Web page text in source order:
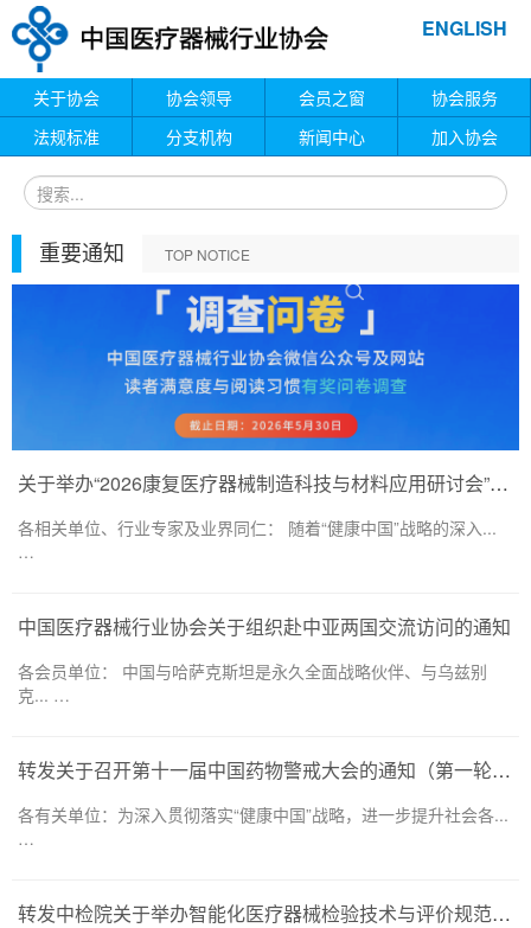
ENGLISH
关于协会 协会领导 会员之窗
协会服务
法规标准
分支机构 新闻中心 加入协会
重要通知 TOP NOTICE
关于举办“2026康复医疗器械制造科技与材料应用研讨会”的通知
各相关单位、行业专家及业界同仁： 随着“健康中国”战略的深入...
…
中国医疗器械行业协会关于组织赴中亚两国交流访问的通知
各会员单位： 中国与哈萨克斯坦是永久全面战略伙伴、与乌兹别
克... …
转发关于召开第十一届中国药物警戒大会的通知（第一轮）——药品和医疗器械领域
各有关单位：为深入贯彻落实“健康中国”战略，进一步提升社会各...
…
转发中检院关于举办智能化医疗器械检验技术与评价规范培训班的通知